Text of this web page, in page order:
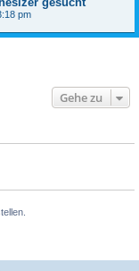
pm
Gehe zu